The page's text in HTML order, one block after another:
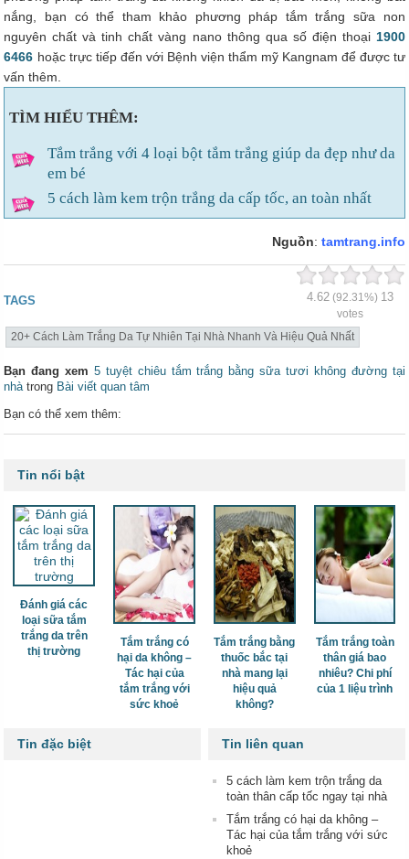
nắng, bạn có thể tham khảo phương pháp tắm trắng sữa non
nguyên chất và tinh chất vàng nano thông qua số điện thoại 1900
6466 hoặc trực tiếp đến với Bệnh viện thẩm mỹ Kangnam để được tư
vấn thêm.
TÌM HIỂU THÊM:
Tắm trắng với 4 loại bột tắm trắng giúp da đẹp như da
em bé
5 cách làm kem trộn trắng da cấp tốc, an toàn nhất
Nguồn: tamtrang.info
4.62 (92.31%) 13
votes
TAGS
20+ Cách Làm Trắng Da Tự Nhiên Tại Nhà Nhanh Và Hiệu Quả Nhất
Bạn đang xem 5 tuyệt chiêu tắm trắng bằng sữa tươi không đường tại
nhàtrong Bài viết quan tâm
Bạn có thể xem thêm:
Tin nổi bật
Đánh giá các
loại sữa tắm
trắng da trên
thị trường
Tắm trắng có
hại da không –
Tác hại của
tắm trắng với
sức khoẻ
Tắm trắng bằng
thuốc bắc tại
nhà mang lại
hiệu quả
không?
Tắm trắng toàn
thân giá bao
nhiêu? Chi phí
của 1 liệu trình
Tin liên quan
5 cách làm kem trộn trắng da
toàn thân cấp tốc ngay tại nhà
Tắm trắng có hại da không –
Tác hại của tắm trắng với sức
khoẻ
Tin đặc biệt